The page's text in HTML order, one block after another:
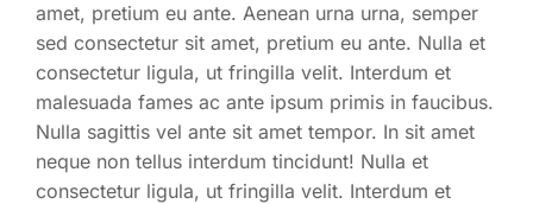
amet, pretium eu ante. Aenean urna urna, semper
sed consectetur sit amet, pretium eu ante. Nulla et
consectetur ligula, ut fringilla velit. Interdum et
malesuada fames ac ante ipsum primis in faucibus.
Nulla sagittis vel ante sit amet tempor. In sit amet
neque non tellus interdum tincidunt! Nulla et
consectetur ligula, ut fringilla velit. Interdum et